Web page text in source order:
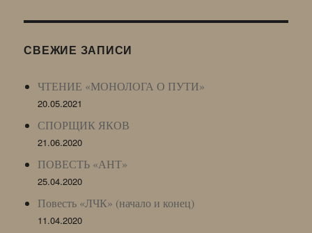
LJ
СВЕЖИЕ ЗАПИСИ
ЧТЕНИЕ «МОНОЛОГА О ПУТИ»
20.05.2021
СПОРЩИК ЯКОВ
21.06.2020
ПОВЕСТЬ «АНТ»
25.04.2020
Повесть «ЛЧК» (начало и конец)
11.04.2020